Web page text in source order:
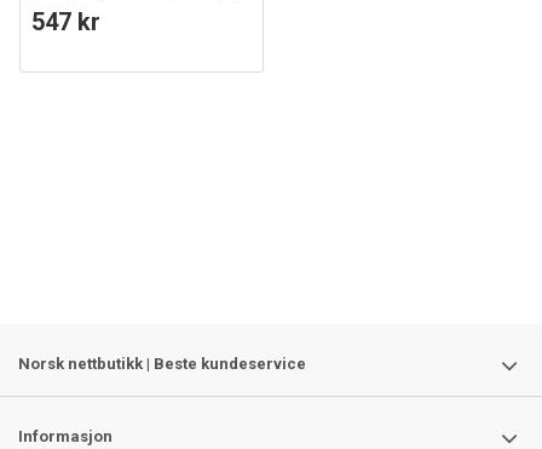
inkl. fjernkontroll, timer
547 kr
Norsk nettbutikk | Beste kundeservice
Informasjon